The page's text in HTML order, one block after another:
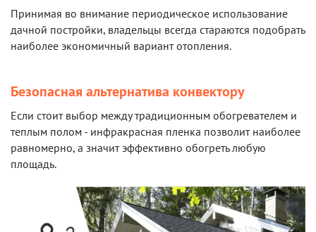
Принимая во внимание периодическое использование
дачной постройки, владельцы всегда стараются подобрать
наиболее экономичный вариант отопления.
Безопасная альтернатива конвектору
Если стоит выбор между традиционным обогревателем и
теплым полом - инфракрасная пленка позволит наиболее
равномерно, а значит эффективно обогреть любую
площадь.